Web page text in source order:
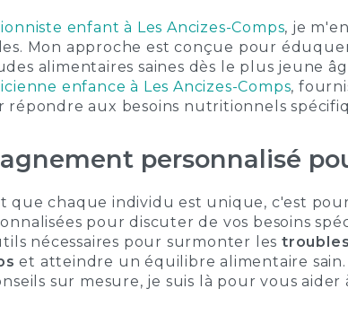
enfant à Les Ancizes-Comps, je
Mon approche est conçue pour
alimentaires saines dès le plus jeune
enfance à Les Ancizes-Comps,
répondre aux besoins nutritionnels
personnalisé
que chaque individu est unique, c'est
pour discuter de vos besoins
nécessaires pour surmonter les
et atteindre un équilibre alimentaire
sur mesure, je suis là pour vous